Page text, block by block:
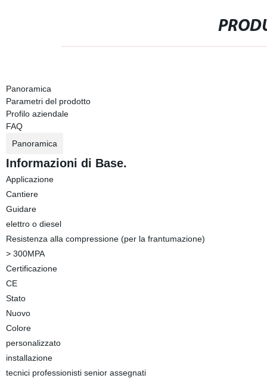
Panoramica
Parametri del prodotto
Profilo aziendale
FAQ
Panoramica
Informazioni di Base.
Applicazione
Cantiere
Guidare
elettro o diesel
Resistenza alla compressione (per la frantumazione)
> 300MPA
Certificazione
CE
Stato
Nuovo
Colore
personalizzato
installazione
tecnici professionisti senior assegnati